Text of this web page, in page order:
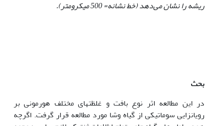
ریشه را نشان می‌دهد (خط نشانه= 500 میکرو‌متر).
بحث
در این مطالعه اثر نوع بافت و غلظت‏های مختلف هورمونی بر
رویان‏زایی سوماتیکی از گیاه وشا مورد مطالعه قرار گرفت. اگرچه